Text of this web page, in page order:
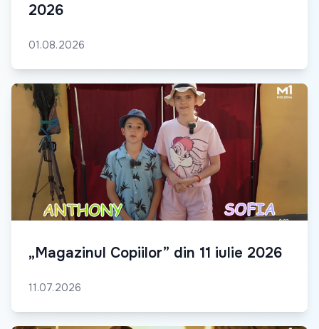
2026
01.08.2026
„Magazinul Copiilor” din 11 iulie 2026
11.07.2026